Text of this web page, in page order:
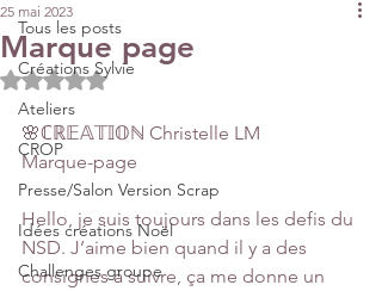
Tous les posts
Créations Sylvie
Ateliers
CROP
Presse/Salon Version Scrap
Idées créations Noël
Challenges groupe
Marque page
25 mai 2023
Noté NaN étoiles sur 5.
🌸ℂℝ𝔼𝔸𝕋𝕀𝕆ℕ Christelle LM
Marque-page
Hello, je suis toujours dans les defis du
NSD. J’aime bien quand il y a des
consignes à suivre, ça me donne un